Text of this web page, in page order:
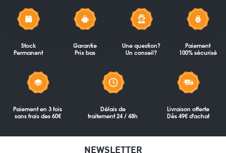
Stock
Permanent
Garantie
Prix bas
Une question?
Un conseil?
Paiement
100% sécurisé
Paiement en 3 fois
sans frais des 60€
Délais de
traitement 24 / 48h
Livraison offerte
Dès 49€ d'achat
NEWSLETTER